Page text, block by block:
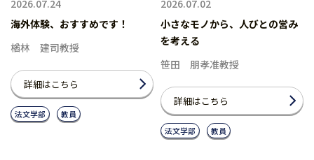
2026.07.24
海外体験、おすすめです！
楢林 建司教授
詳細はこちら
法文学部 教員
2026.07.02
小さなモノから、人びとの営み
を考える
笹田 朋孝准教授
詳細はこちら
法文学部 教員